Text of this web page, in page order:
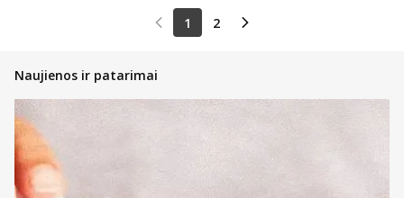
1 2
Naujienos ir patarimai